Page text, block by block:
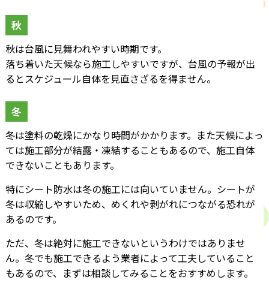
秋
秋は台風に見舞われやすい時期です。
落ち着いた天候なら施工しやすいですが、台風の予報が出
るとスケジュール自体を見直さざるを得ません。
冬
冬は塗料の乾燥にかなり時間がかかります。また天候によっ
ては施工部分が結露・凍結することもあるので、施工自体
できないこともあります。
特にシート防水は冬の施工には向いていません。シートが
冬は収縮しやすいため、めくれや剥がれにつながる恐れが
あるのです。
ただ、冬は絶対に施工できないというわけではありませ
ん。冬でも施工できるよう業者によって工夫していること
もあるので、まずは相談してみることをおすすめします。